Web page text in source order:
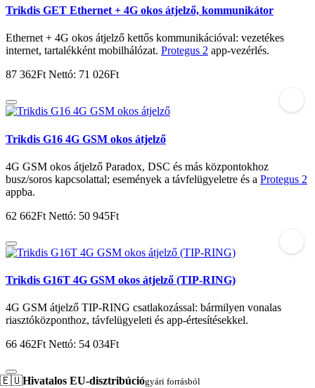
Trikdis GET Ethernet + 4G okos átjelző, kommunikátor
Ethernet + 4G okos átjelző kettős kommunikációval: vezetékes
internet, tartalékként mobilhálózat. Protegus 2 app-vezérlés.
87 362Ft Nettó: 71 026Ft
Trikdis G16 4G GSM okos átjelző
4G GSM okos átjelző Paradox, DSC és más központokhoz
busz/soros kapcsolattal; események a távfelügyeletre és a Protegus 2
appba.
62 662Ft Nettó: 50 945Ft
Trikdis G16T 4G GSM okos átjelző (TIP-RING)
4G GSM átjelző TIP-RING csatlakozással: bármilyen vonalas
riasztóközponthoz, távfelügyeleti és app-értesítésekkel.
66 462FtNettó: 54 034Ft
🇪🇺Hivatalos EU-disztribúciógyári forrásból